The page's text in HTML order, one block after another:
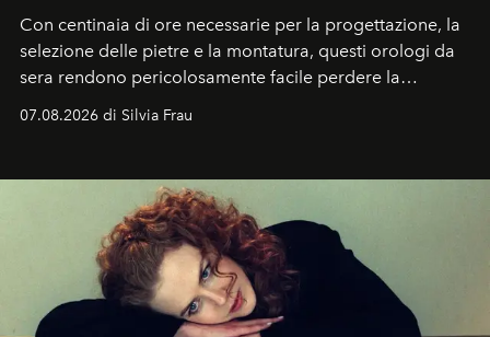
Con centinaia di ore necessarie per la progettazione, la
selezione delle pietre e la montatura, questi orologi da
sera rendono pericolosamente facile perdere la
07.08.2026 di Silvia Frau